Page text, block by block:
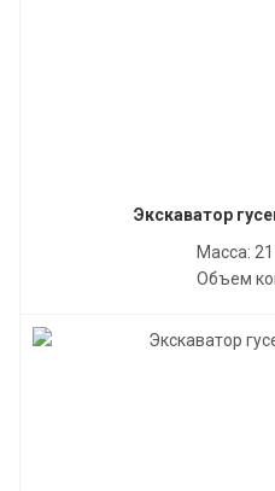
Экскаватор
Масса: 21
Объем